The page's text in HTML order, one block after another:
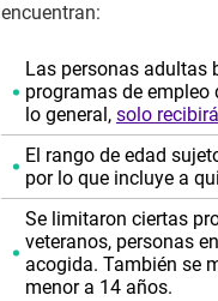
encuentran:
Las personas adultas
programas de empleo
lo general, solo
El rango de edad
por lo que incluye a
Se limitaron ciertas
veteranos, personas
acogida. También se
menor a 14 años.